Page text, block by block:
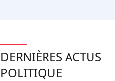
DERNIÈRES ACTUS
POLITIQUE